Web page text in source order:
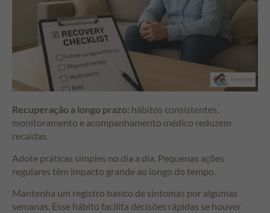
Recuperação a longo prazo: hábitos consistentes,
monitoramento e acompanhamento médico reduzem
recaídas.
Adote práticas simples no dia a dia. Pequenas ações
regulares têm impacto grande ao longo do tempo.
Mantenha um registro básico de sintomas por algumas
semanas. Esse hábito facilita decisões rápidas se houver